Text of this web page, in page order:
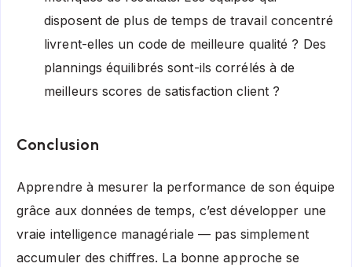
disposent de plus de temps de travail concentré
livrent-elles un code de meilleure qualité ? Des
plannings équilibrés sont-ils corrélés à de
meilleurs scores de satisfaction client ?
Conclusion
Apprendre à mesurer la performance de son équipe
grâce aux données de temps, c’est développer une
vraie intelligence managériale — pas simplement
accumuler des chiffres. La bonne approche se